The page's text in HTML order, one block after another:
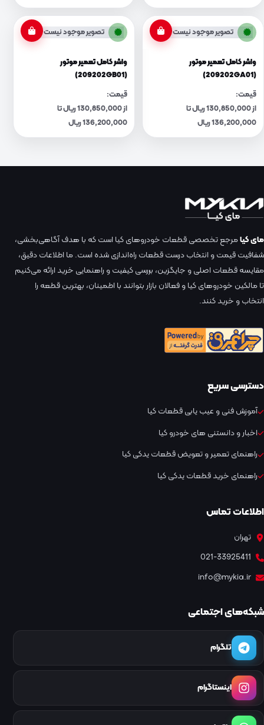
تصویر موجود نیست
واشر کامل تعمیر موتور
(209202GA01)
قیمت:
از 130,850,000 ریال تا
136,200,000 ریال
تصویر موجود نیست
واشر کامل تعمیر موتور
(209202GB01)
قیمت:
از 130,850,000 ریال تا
136,200,000 ریال
مای کیامرجع تخصصی قطعات خودروهای کیا است که با هدف آگاهی‌بخشی،
شفافیت قیمت و انتخاب درست قطعات راه‌اندازی شده است. ما اطلاعات دقیق،
مقایسه قطعات اصلی و جایگزین، بررسی کیفیت و راهنمایی خرید ارائه می‌کنیم
تا مالکین خودروهای کیا و فعالان بازار بتوانند با اطمینان، بهترین قطعه را
انتخاب و خرید کنند.
دسترسی سریع
آموزش فنی و عیب یابی قطعات کیا
اخبار و دانستنی های خودرو کیا
راهنمای تعمیر و تعویض قطعات یدکی کیا
راهنمای خرید قطعات یدکی کیا
اطلاعات تماس
تهران
021-33925411
info@mykia.ir
شبکه‌های اجتماعی
تلگرام
اینستاگرام